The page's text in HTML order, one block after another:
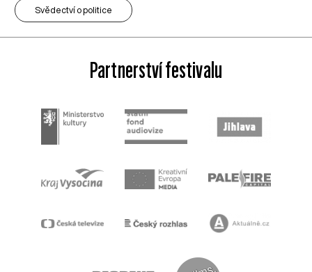
Svědectví o politice
Partnerství festivalu